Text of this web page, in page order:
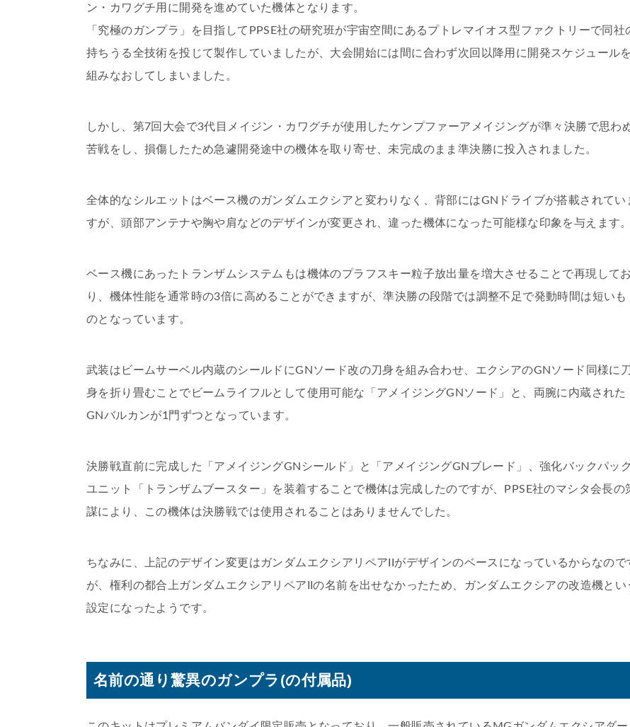
ン・カワグチ用に開発を進めていた機体となります。
「究極のガンプラ」を目指してPPSE社の研究班が宇宙空間にあるプトレマイオス型ファクトリーで同社
持ちうる全技術を投じて製作していましたが、大会開始には間に合わず次回以降用に開発スケジュールを
組みなおしてしまいました。
しかし、第7回大会で3代目メイジン・カワグチが使用したケンプファーアメイジングが準々決勝で思わ
苦戦をし、損傷したため急遽開発途中の機体を取り寄せ、未完成のまま準決勝に投入されました。
全体的なシルエットはベース機のガンダムエクシアと変わりなく、背部にはGNドライブが搭載されてい
すが、頭部アンテナや胸や肩などのデザインが変更され、違った機体になった可能様な印象を与えます。
ベース機にあったトランザムシステムもは機体のプラフスキー粒子放出量を増大させることで再現してお
り、機体性能を通常時の3倍に高めることができますが、準決勝の段階では調整不足で発動時間は短いも
のとなっています。
武装はビームサーベル内蔵のシールドにGNソード改の刀身を組み合わせ、エクシアのGNソード同様に刀
身を折り畳むことでビームライフルとして使用可能な「アメイジングGNソード」と、両腕に内蔵された
GNバルカンが1門ずつとなっています。
決勝戦直前に完成した「アメイジングGNシールド」と「アメイジングGNブレード」、強化バックパック
ユニット「トランザムブースター」を装着することで機体は完成したのですが、PPSE社のマシタ会長の
謀により、この機体は決勝戦では使用されることはありませんでした。
ちなみに、上記のデザイン変更はガンダムエクシアリペアIIがデザインのベースになっているからなので
が、権利の都合上ガンダムエクシアリペアIIの名前を出せなかったため、ガンダムエクシアの改造機とい
設定になったようです。
名前の通り驚異のガンプラ(の付属品)